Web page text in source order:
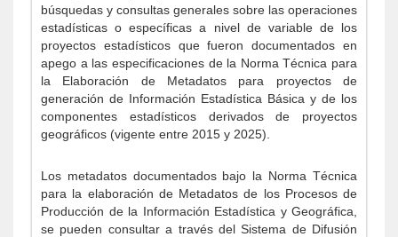
búsquedas y consultas generales sobre las operaciones
estadísticas o específicas a nivel de variable de los
proyectos estadísticos que fueron documentados en
apego a las especificaciones de la Norma Técnica para
la Elaboración de Metadatos para proyectos de
generación de Información Estadística Básica y de los
componentes estadísticos derivados de proyectos
geográficos (vigente entre 2015 y 2025).
Los metadatos documentados bajo la Norma Técnica
para la elaboración de Metadatos de los Procesos de
Producción de la Información Estadística y Geográfica,
se pueden consultar a través del Sistema de Difusión